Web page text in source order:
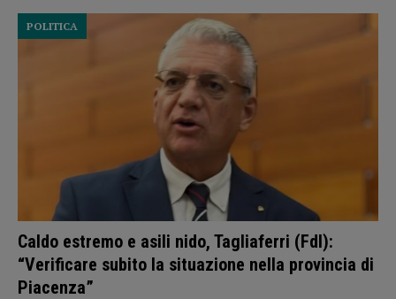
Caldo estremo e asili nido, Tagliaferri (FdI):
“Verificare subito la situazione nella provincia di
Piacenza”
POLITICA